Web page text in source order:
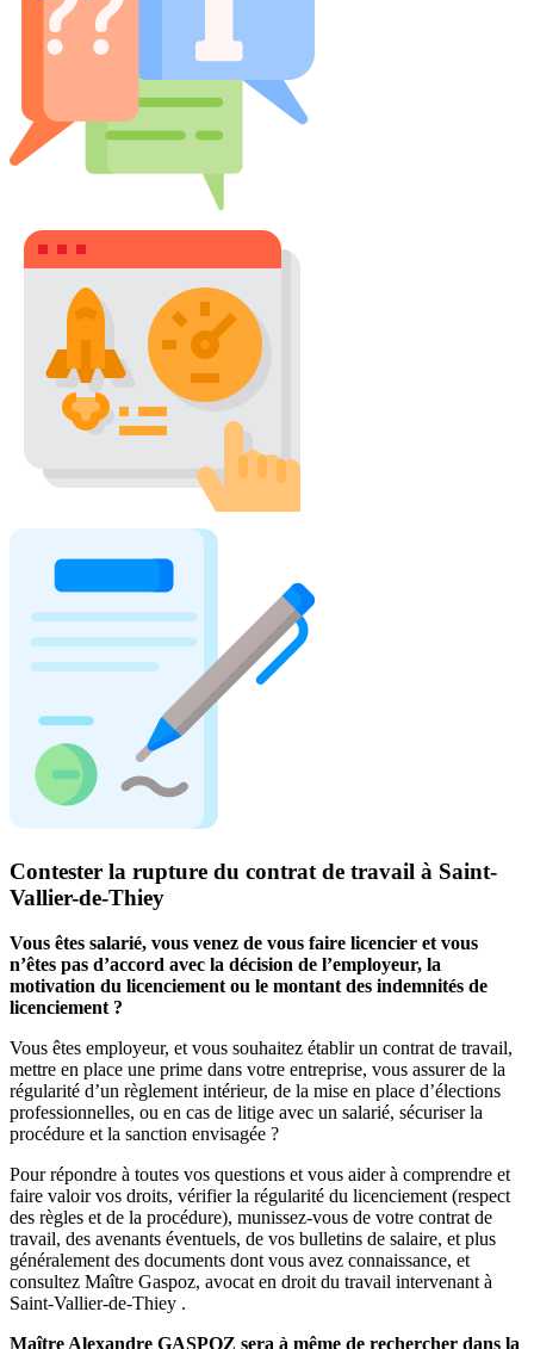
Contester la rupture du contrat de travail à Saint-
Vallier-de-Thiey
Vous êtes salarié, vous venez de vous faire licencier et vous
n’êtes pas d’accord avec la décision de l’employeur, la
motivation du licenciement ou le montant des indemnités de
licenciement ?
Vous êtes employeur, et vous souhaitez établir un contrat de travail,
mettre en place une prime dans votre entreprise, vous assurer de la
régularité d’un règlement intérieur, de la mise en place d’élections
professionnelles, ou en cas de litige avec un salarié, sécuriser la
procédure et la sanction envisagée ?
Pour répondre à toutes vos questions et vous aider à comprendre et
faire valoir vos droits, vérifier la régularité du licenciement (respect
des règles et de la procédure), munissez-vous de votre contrat de
travail, des avenants éventuels, de vos bulletins de salaire, et plus
généralement des documents dont vous avez connaissance, et
consultez Maître Gaspoz, avocat en droit du travail intervenant à
Saint-Vallier-de-Thiey .
Maître Alexandre GASPOZ sera à même de rechercher dans la